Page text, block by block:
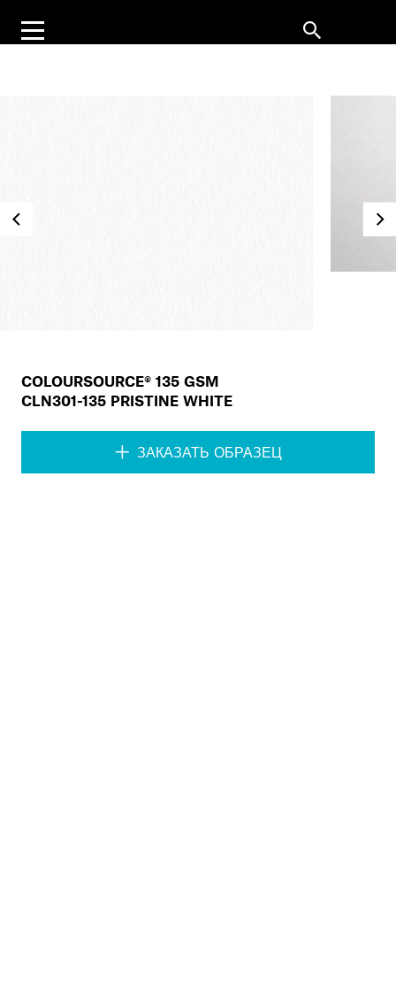
COLOURSOURCE® 135 GSM
CLN301-135 PRISTINE WHITE
ЗАКАЗАТЬ ОБРАЗЕЦ